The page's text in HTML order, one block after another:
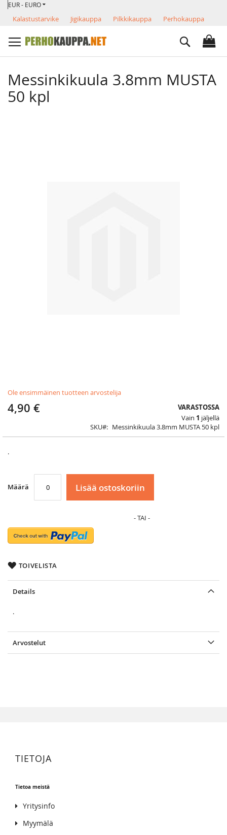
Skip
Content
VALUUTTA
EUR - EURO
Kalastustarvike Jigikauppa Pilkkikauppa
Perhokauppa
Search
Messinkikuula 3.8mm MUSTA
50 kpl
Ole ensimmäinen tuotteen arvostelija
4,90 €
VARASTOSSA
Vain 1 jäljellä
SKU
Messinkikuula 3.8mm MUSTA 50 kpl
.
Määrä Lisää ostoskoriin
TOIVELISTA
to
the
beginning
images
Details
.
Arvostelut
TIETOJA
Tietoa meistä
Yritysinfo
Myymälä